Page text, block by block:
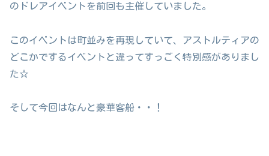
のドレアイベントを前回も主催していました。
このイベントは町並みを再現していて、アストルティアの
どこかでするイベントと違ってすっごく特別感がありまし
た☆
そして今回はなんと豪華客船・・！